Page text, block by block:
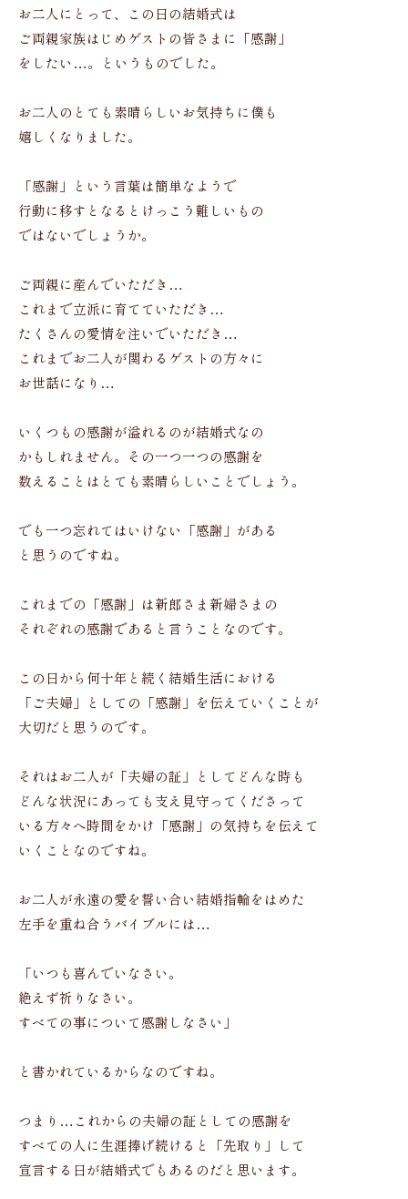
お二人にとって、この日の結婚式は
ご両親家族はじめゲストの皆さまに「感謝」
をしたい…。というものでした。
お二人のとても素晴らしいお気持ちに僕も
嬉しくなりました。
「感謝」という言葉は簡単なようで
行動に移すとなるとけっこう難しいもの
ではないでしょうか。
ご両親に産んでいただき…
これまで立派に育てていただき…
たくさんの愛情を注いでいただき…
これまでお二人が関わるゲストの方々に
お世話になり…
いくつもの感謝が溢れるのが結婚式なの
かもしれません。その一つ一つの感謝を
数えることはとても素晴らしいことでしょう。
でも一つ忘れてはいけない「感謝」がある
と思うのですね。
これまでの「感謝」は新郎さま新婦さまの
それぞれの感謝であると言うことなのです。
この日から何十年と続く結婚生活における
「ご夫婦」としての「感謝」を伝えていくことが
大切だと思うのです。
それはお二人が「夫婦の証」としてどんな時も
どんな状況にあっても支え見守ってくださって
いる方々へ時間をかけ「感謝」の気持ちを伝えて
いくことなのですね。
お二人が永遠の愛を誓い合い結婚指輪をはめた
左手を重ね合うバイブルには…
「いつも喜んでいなさい。
絶えず祈りなさい。
すべての事について感謝しなさい」
と書かれているからなのですね。
つまり…これからの夫婦の証としての感謝を
すべての人に生涯捧げ続けると「先取り」して
宣言する日が結婚式でもあるのだと思います。